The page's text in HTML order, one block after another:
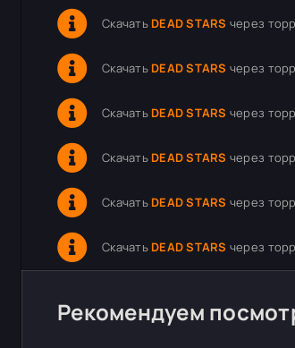
Скачать DEAD STARS через
Скачать DEAD STARS через
Скачать DEAD STARS через
Скачать DEAD STARS через
Скачать DEAD STARS через
Скачать DEAD STARS через
Рекомендуем